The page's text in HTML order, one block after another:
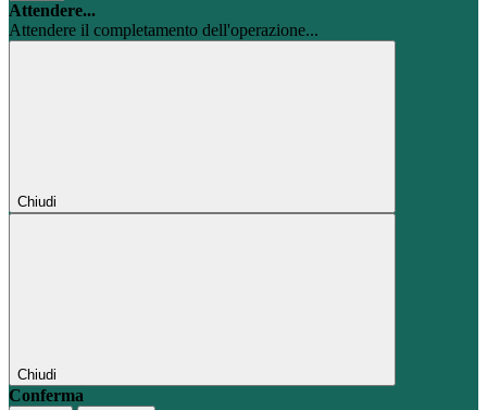
Attendere...
Attendere il completamento dell'operazione...
Chiudi
Chiudi
Conferma